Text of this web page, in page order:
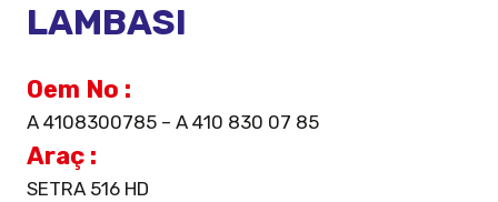
LAMBASI
Oem No :
A 4108300785 – A 410 830 07 85
Araç :
SETRA 516 HD